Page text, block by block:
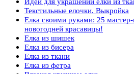
Текстильные елочки. Выкройка
Елка своими руками: 25
новогодней красавицы!
Елка из шишек
Елка из бисера
Елка из ткани
Елка из фетра